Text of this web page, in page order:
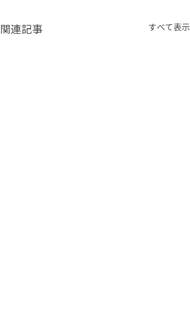
関連記事 すべて表示